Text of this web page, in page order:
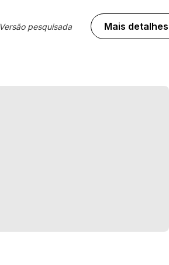
Versão pesquisada Mais detalhes